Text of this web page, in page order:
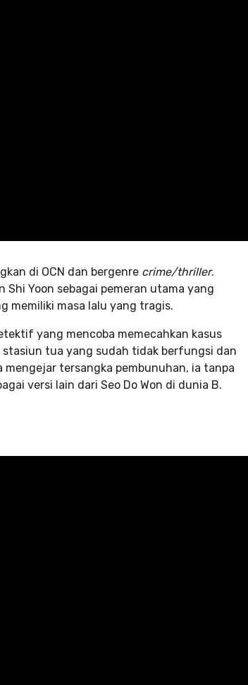
di OCN dan bergenre crime/thriller.
Shi Yoon sebagai pemeran utama yang
memiliki masa lalu yang tragis.
yang mencoba memecahkan kasus
stasiun tua yang sudah tidak berfungsi dan
tersangka pembunuhan, ia tanpa
versi lain dari Seo Do Won di dunia B.